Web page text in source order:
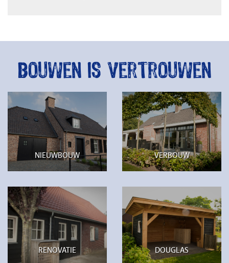
Bouwen is vertrouwen
NIEUWBOUW VERBOUW
RENOVATIE DOUGLAS